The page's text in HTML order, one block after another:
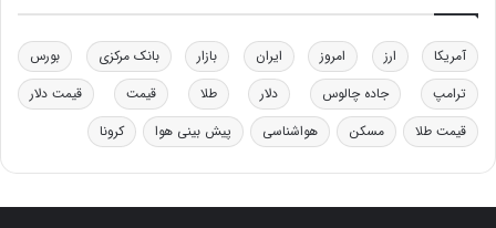
د
خ
و
د
ر
و
ی
آمریکا ارز امروز ایران بازار بانک مرکزی
بورس
ترامپ
جاده چالوس دلار طلا قیمت
قیمت دلار
قیمت طلا
مسکن هواشناسی پیش بینی هوا کرونا